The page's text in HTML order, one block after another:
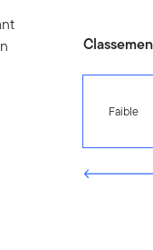
Faible